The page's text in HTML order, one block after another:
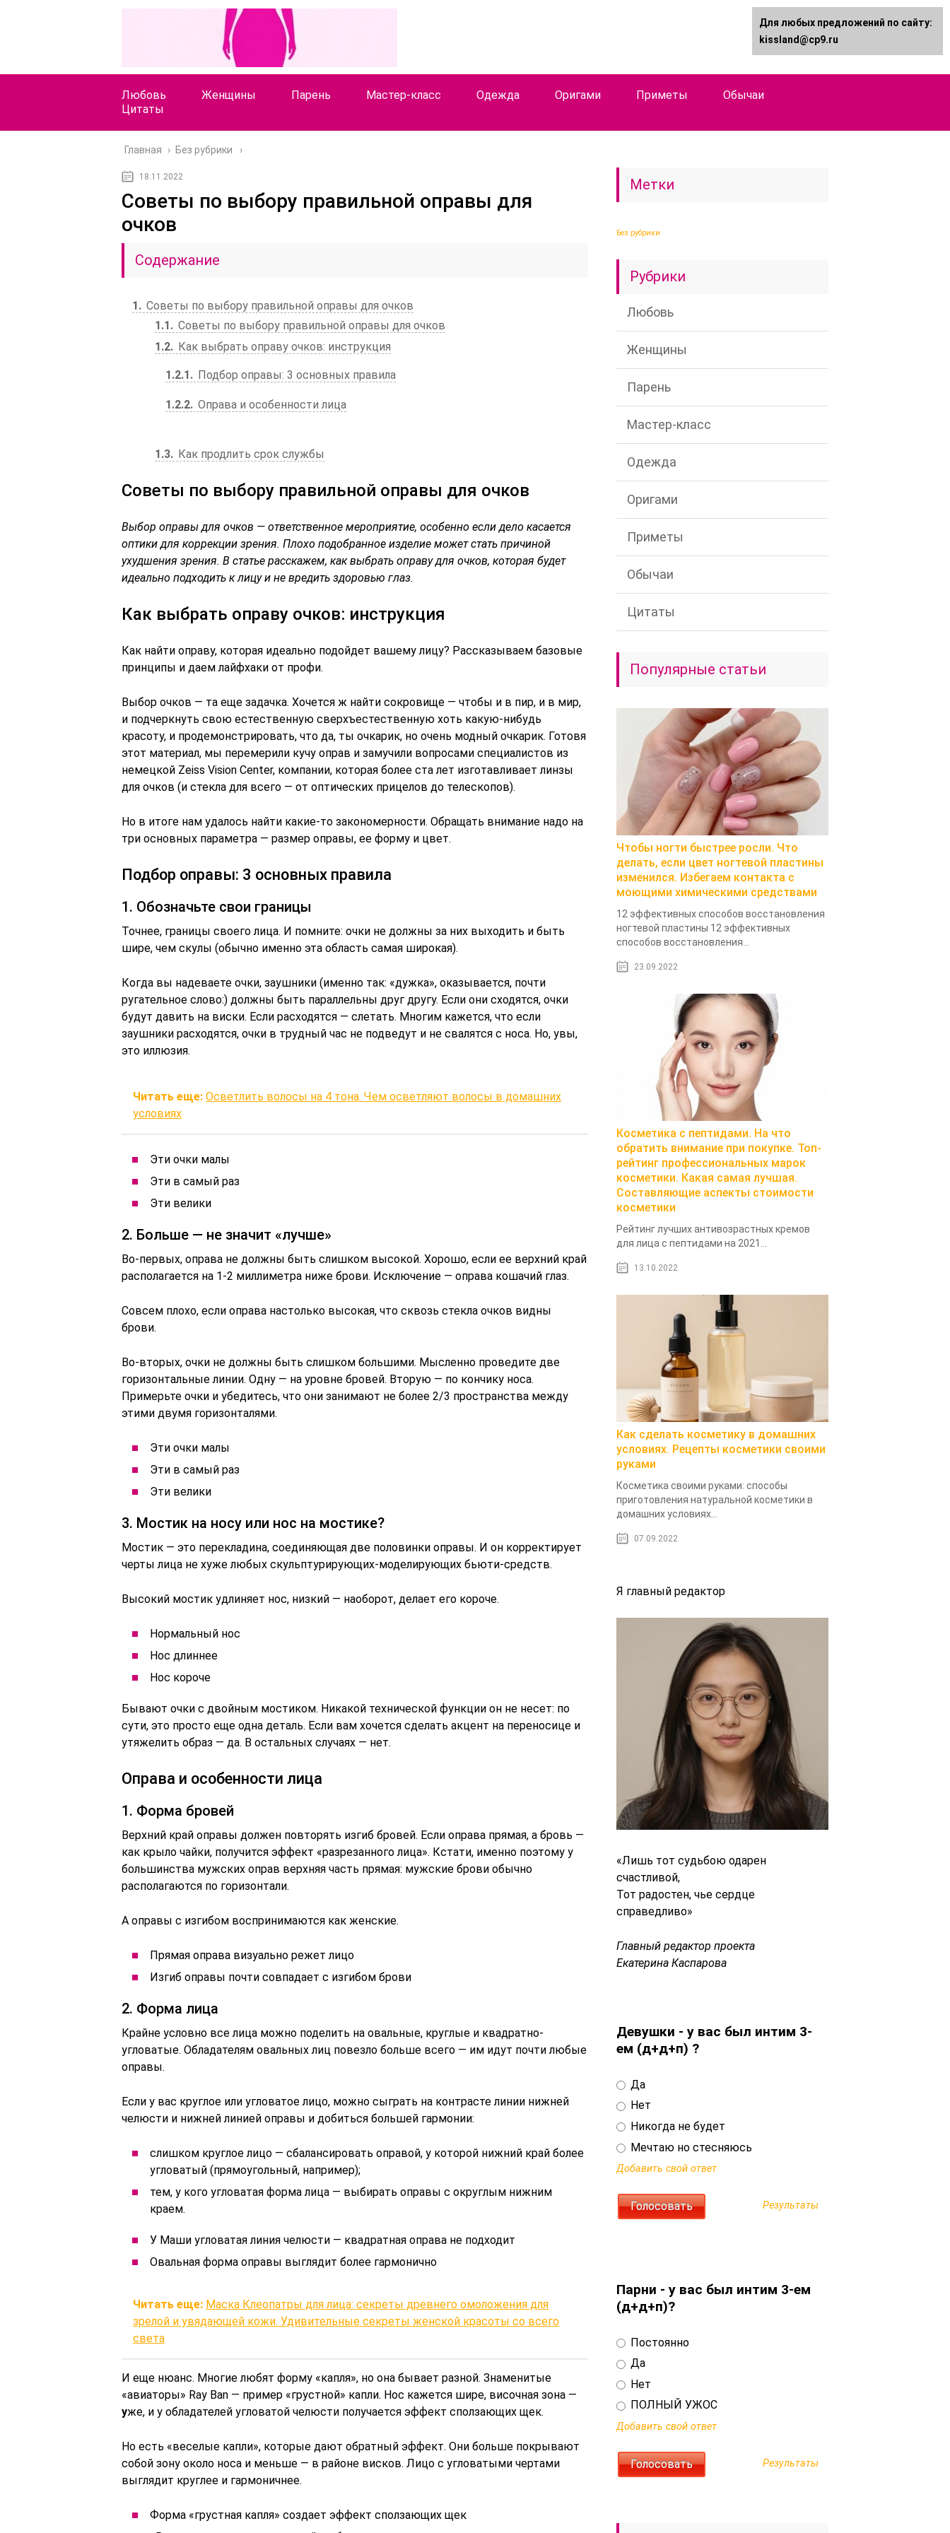
Любовь Женщины Парень Мастер-класс Одежда Оригами Приметы
Обычаи
Цитаты
Главная › Без рубрики
18.11.2022
Советы по выбору правильной оправы для
очков
Содержание
1
Советы по выбору правильной оправы для очков
1.1
Советы по выбору правильной оправы для очков
1.2
Как выбрать оправу очков: инструкция
1.2.1 Подбор оправы: 3 основных правила
1.2.2 Оправа и особенности лица
1.3 Как продлить срок службы
Советы по выбору правильной оправы для очков
Выбор оправы для очков — ответственное мероприятие, особенно если дело касается
оптики для коррекции зрения. Плохо подобранное изделие может стать причиной
ухудшения зрения. В статье расскажем, как выбрать оправу для очков, которая будет
идеально подходить к лицу и не вредить здоровью глаз.
Как выбрать оправу очков: инструкция
Как найти оправу, которая идеально подойдет вашему лицу? Рассказываем базовые
принципы и даем лайфхаки от профи.
Выбор очков — та еще задачка. Хочется ж найти сокровище — чтобы и в пир, и в мир,
и подчеркнуть свою естественную сверхъестественную хоть какую-нибудь
красоту, и продемонстрировать, что да, ты очкарик, но очень модный очкарик. Готовя
этот материал, мы перемерили кучу оправ и замучили вопросами специалистов из
немецкой Zeiss Vision Center, компании, которая более ста лет изготавливает линзы
для очков (и стекла для всего — от оптических прицелов до телескопов).
Но в итоге нам удалось найти какие-то закономерности. Обращать внимание надо на
три основных параметра — размер оправы, ее форму и цвет.
Подбор оправы: 3 основных правила
1. Обозначьте свои границы
Точнее, границы своего лица. И помните: очки не должны за них выходить и быть
шире, чем скулы (обычно именно эта область самая широкая).
Когда вы надеваете очки, заушники (именно так: «дужка», оказывается, почти
ругательное слово:) должны быть параллельны друг другу. Если они сходятся, очки
будут давить на виски. Если расходятся — слетать. Многим кажется, что если
заушники расходятся, очки в трудный час не подведут и не свалятся с носа. Но, увы,
это иллюзия.
Читать еще: Осветлить волосы на 4 тона. Чем осветляют волосы в домашних
условиях
Эти очки малы
Эти в самый раз
Эти велики
2. Больше — не значит «лучше»
Во-первых, оправа не должны быть слишком высокой. Хорошо, если ее верхний край
располагается на 1-2 миллиметра ниже брови. Исключение — оправа кошачий глаз.
Совсем плохо, если оправа настолько высокая, что сквозь стекла очков видны
брови.
Во-вторых, очки не должны быть слишком большими. Мысленно проведите две
горизонтальные линии. Одну — на уровне бровей. Вторую — по кончику носа.
Примерьте очки и убедитесь, что они занимают не более 2/3 пространства между
этими двумя горизонталями.
Эти очки малы
Эти в самый раз
Эти велики
3. Мостик на носу или нос на мостике?
Мостик — это перекладина, соединяющая две половинки оправы. И он корректирует
черты лица не хуже любых скульптурирующих-моделирующих бьюти-средств.
Высокий мостик удлиняет нос, низкий — наоборот, делает его короче.
Нормальный нос
Нос длиннее
Нос короче
Бывают очки с двойным мостиком. Никакой технической функции он не несет: по
сути, это просто еще одна деталь. Если вам хочется сделать акцент на переносице и
утяжелить образ — да. В остальных случаях — нет.
Оправа и особенности лица
1. Форма бровей
Верхний край оправы должен повторять изгиб бровей. Если оправа прямая, а бровь —
как крыло чайки, получится эффект «разрезанного лица». Кстати, именно поэтому у
большинства мужских оправ верхняя часть прямая: мужские брови обычно
располагаются по горизонтали.
А оправы с изгибом воспринимаются как женские.
Прямая оправа визуально режет лицо
Изгиб оправы почти совпадает с изгибом брови
2. Форма лица
Крайне условно все лица можно поделить на овальные, круглые и квадратно-
угловатые. Обладателям овальных лиц повезло больше всего — им идут почти любые
оправы.
Если у вас круглое или угловатое лицо, можно сыграть на контрасте линии нижней
челюсти и нижней линией оправы и добиться большей гармонии:
слишком круглое лицо — сбалансировать оправой, у которой нижний край более
угловатый (прямоугольный, например);
тем, у кого угловатая форма лица — выбирать оправы с округлым нижним
краем.
У Маши угловатая линия челюсти — квадратная оправа не подходит
Овальная форма оправы выглядит более гармонично
Читать еще: Маска Клеопатры для лица: секреты древнего омоложения для
зрелой и увядающей кожи. Удивительные секреты женской красоты со всего
света
И еще нюанс. Многие любят форму «капля», но она бывает разной. Знаменитые
«авиаторы» Ray Ban — пример «грустной» капли. Нос кажется шире, височная зона —
уже, и у обладателей угловатой челюсти получается эффект сползающих щек.
Но есть «веселые капли», которые дают обратный эффект. Они больше покрывают
собой зону около носа и меньше — в районе висков. Лицо с угловатыми чертами
выглядит круглее и гармоничнее.
Форма «грустная капля» создает эффект сползающих щек
Метки
Без рубрики
Рубрики
Любовь
Женщины
Парень
Мастер-класс
Одежда
Оригами
Приметы
Обычаи
Цитаты
Популярные статьи
Чтобы ногти быстрее росли. Что
делать, если цвет ногтевой пластины
изменился. Избегаем контакта с
моющими химическими средствами
12 эффективных способов восстановления
ногтевой пластины 12 эффективных
способов восстановления...
23.09.2022
Косметика с пептидами. На что
обратить внимание при покупке. Топ-
рейтинг профессиональных марок
косметики. Какая самая лучшая.
Составляющие аспекты стоимости
косметики
Рейтинг лучших антивозрастных кремов
для лица с пептидами на 2021...
13.10.2022
Как сделать косметику в домашних
условиях. Рецепты косметики своими
руками
Косметика своими руками: способы
приготовления натуральной косметики в
домашних условиях...
07.09.2022
Я главный редактор
«Лишь тот судьбою одарен
счастливой,
Тот радостен, чье сердце
справедливо»
Главный редактор проекта
Екатерина Каспарова
Девушки - у вас был интим 3-
ем (д+д+п) ?
Да
Нет
Никогда не будет
Мечтаю но стесняюсь
Добавить свой ответ
Результаты
Парни - у вас был интим 3-ем
(д+д+п)?
Постоянно
Да
Нет
ПОЛНЫЙ УЖОС
Добавить свой ответ
Результаты
Для любых предложений по сайту:
kissland@cp9.ru